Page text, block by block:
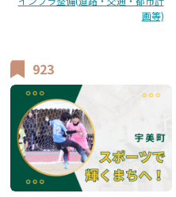
画等)
923